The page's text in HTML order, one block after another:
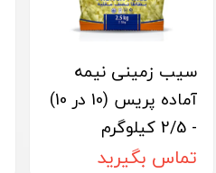
سیب زمینی نیمه
آماده پریس (10 در 10)
- 2/5 کیلوگرم
تماس بگیرید